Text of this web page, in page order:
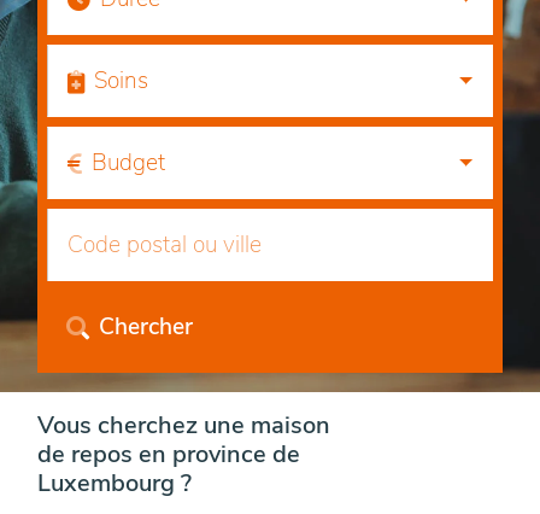
Soins
Budget
Chercher
Vous cherchez une maison
de repos en province de
Luxembourg ?